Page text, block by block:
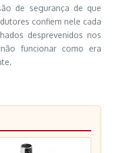
de segurança de que
confiem nele cada
desprevenidos nos
funcionar como era